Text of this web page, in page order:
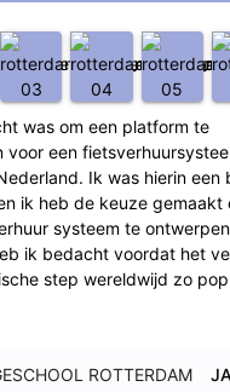
was om een platform te
voor een
Ik was hierin een
ik heb de keuze gemaakt
systeem te
ik bedacht voordat het
step wereldwijd zo
ROTTERDAM